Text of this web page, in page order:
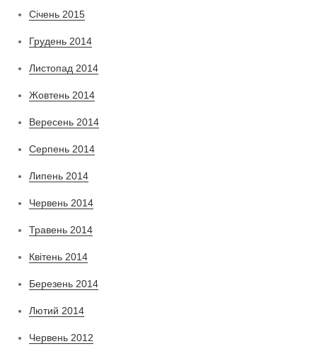
Січень 2015
Грудень 2014
Листопад 2014
Жовтень 2014
Вересень 2014
Серпень 2014
Липень 2014
Червень 2014
Травень 2014
Квітень 2014
Березень 2014
Лютий 2014
Червень 2012